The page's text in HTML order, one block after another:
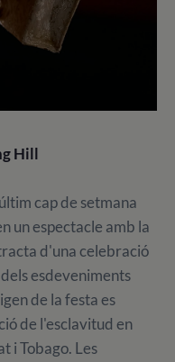
Hill
cap de setmana
un espectacle amb la
d'una celebració
esdeveniments
de la festa es
de l'esclavitud en
i Tobago. Les